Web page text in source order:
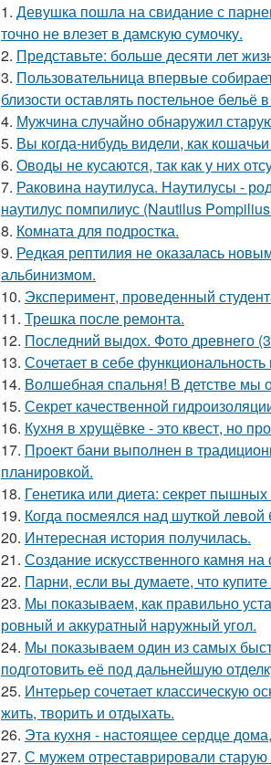
1. Девушка пошла на свидание с
точно не влезет в дамскую сумочку.
2. Представьте: больше десяти лет
3. Пользовательница впервые
близости оставлять постельное бельё
4. Мужчина случайно обнаружил
5. Вы когда-нибудь видели, как
6. Оводы не кусаются, так как у них
7. Раковина наутилуса. Наутилусы -
наутилус помпилиус (Nautilus
8. Комната для подростка.
9. Редкая рептилия не оказалась
альбинизмом.
10. Эксперимент, проведенный
11. Трешка после ремонта.
12. Последний выдох. Фото древнего
13. Сочетает в себе
14. Волшебная спальня! В детстве мы
15. Секрет качественной
16. Кухня в хрущёвке - это квест, но
17. Проект бани выполнен в
планировкой.
18. Генетика или диета: секрет
19. Когда посмеялся над шуткой
20. Интересная история получилась.
21. Создание искусственного камня
22. Парни, если вы думаете, что
23. Мы показываем, как правильно
ровный и аккуратный наружный угол.
24. Мы показываем один из самых
подготовить её под дальнейшую
25. Интерьер сочетает классическую
жить, творить и отдыхать.
26. Эта кухня - настоящее сердце
27. С мужем отреставрировали старую